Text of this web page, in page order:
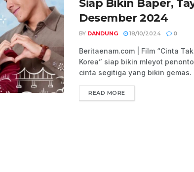
Siap Bikin Baper,
Desember 2024
BY DANDUNG 18/10/2024 0
Beritaenam.com | Film “Cinta
Korea” siap bikin mleyot
cinta segitiga yang bikin gemas.
READ MORE